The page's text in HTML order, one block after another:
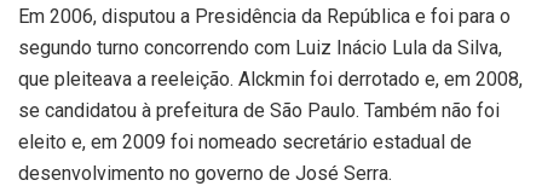
Em 2006, disputou a Presidência da República e foi para o
segundo turno concorrendo com Luiz Inácio Lula da Silva,
que pleiteava a reeleição. Alckmin foi derrotado e, em 2008,
se candidatou à prefeitura de São Paulo. Também não foi
eleito e, em 2009 foi nomeado secretário estadual de
desenvolvimento no governo de José Serra.